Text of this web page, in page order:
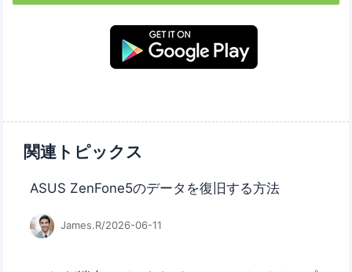
関連トピックス
ASUS ZenFone5のデータを復旧する方法
James.R/2026-06-11